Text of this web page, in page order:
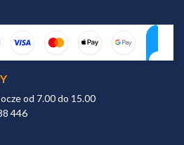
od 7.00 do 15.00
446